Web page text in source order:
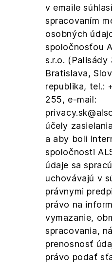
v emaile
spracovaním
osobných
spoločnosťou
s.r.o. (Palisády
Bratislava,
republika, tel.:
255, e-mail:
účely
a aby boli
spoločnosti
údaje sa
uchovávajú v
právnymi
právo na
vymazanie,
spracovania,
prenosnosť
právo podať